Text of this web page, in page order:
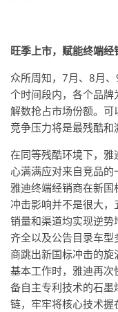
旺季上市，赋能终端
众所周知，7月、8月
个时间段内，各个品
解数抢占市场份额。
竞争压力将是最残酷和
在同等残酷环境下，
心满满应对来自竞品的
雅迪终端经销商在新
冲击影响并不是很大，
销量和渠道均实现逆
齐全以及公告目录车
商跳出新国标冲击的
基本工作时，雅迪再
备自主专利技术的石
链，牢牢将核心技术